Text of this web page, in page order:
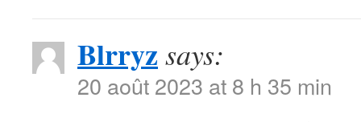
Blrryz says:
20 août 2023 at 8 h 35 min